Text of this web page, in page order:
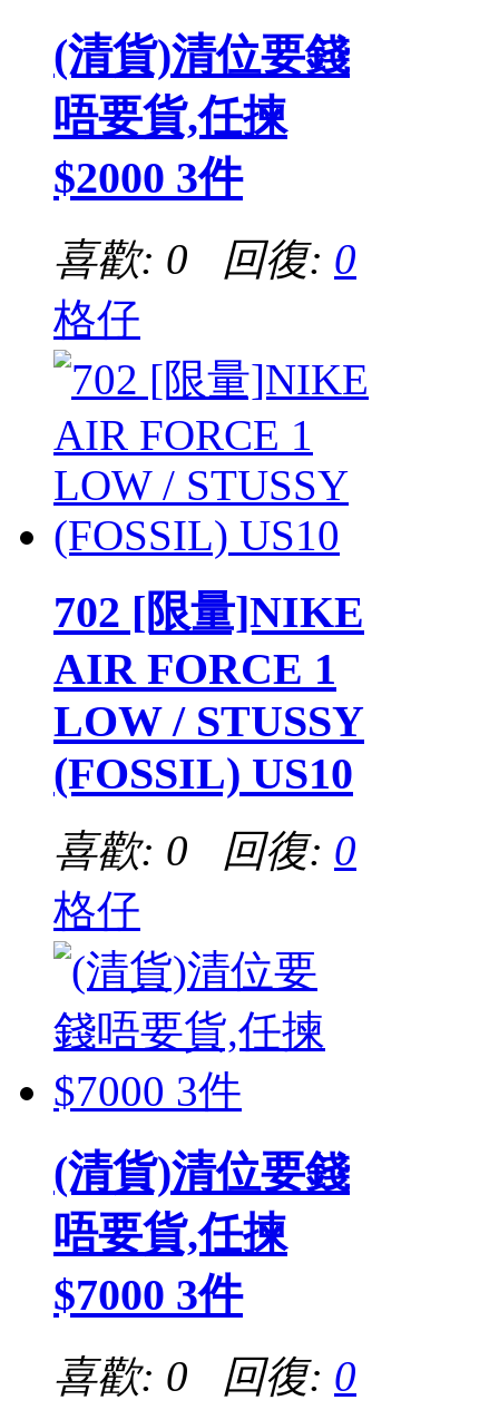
(清貨)清位要錢
唔要貨,任揀
$2000 3件
喜歡: 0 回復: 0
格仔
702 [限量]NIKE
AIR FORCE 1
LOW / STUSSY
(FOSSIL) US10
喜歡: 0 回復: 0
格仔
(清貨)清位要錢
唔要貨,任揀
$7000 3件
喜歡: 0 回復: 0